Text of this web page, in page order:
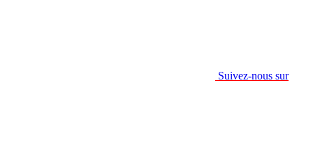
Suivez-nous sur